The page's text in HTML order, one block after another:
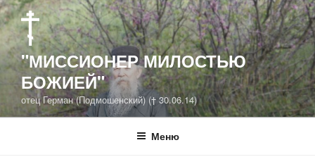
Перейти
к
содержимому
"МИССИОНЕР МИЛОСТЬЮ
БОЖИЕЙ"
отец Герман (Подмошенский) († 30.06.14)
Меню